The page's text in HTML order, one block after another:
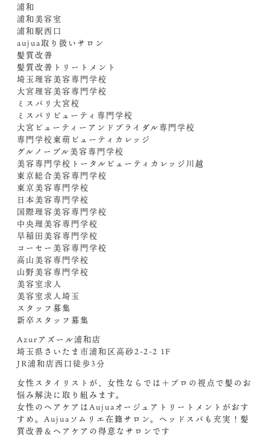
浦和
浦和美容室
浦和駅西口
aujua取り扱いサロン
髪質改善
髪質改善トリートメント
埼玉理容美容専門学校
大宮理容美容専門学校
ミスパリ大宮校
ミスパリビューティ専門学校
大宮ビューティーアンドブライダル専門学校
専門学校東萌ビューティカレッジ
グルノーブル美容専門学校
美容専門学校トータルビューティカレッジ川越
東京総合美容専門学校
東京美容専門学校
日本美容専門学校
国際理容美容専門学校
中央理美容専門学校
早稲田美容専門学校
コーセー美容専門学校
高山美容専門学校
山野美容専門学校
美容室求人
美容室求人埼玉
スタッフ募集
新卒スタッフ募集
Azurアズール浦和店
埼玉県さいたま市浦和区高砂2-2-2 1F
JR浦和店西口徒歩3分
女性スタイリストが、女性ならでは＋プロの視点で髪のお
悩み解決に取り組みます。
女性のヘアケアはAujuaオージュアトリートメントがおす
すめ。Aujuaソムリエ在籍サロン。ヘッドスパも充実！髪
質改善＆ヘアケアの得意なサロンです